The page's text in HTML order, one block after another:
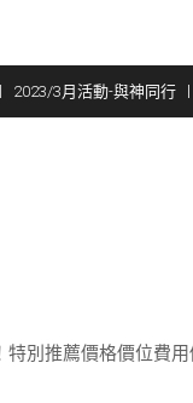
2023/3月活動-與神同行
別推薦價格價位費